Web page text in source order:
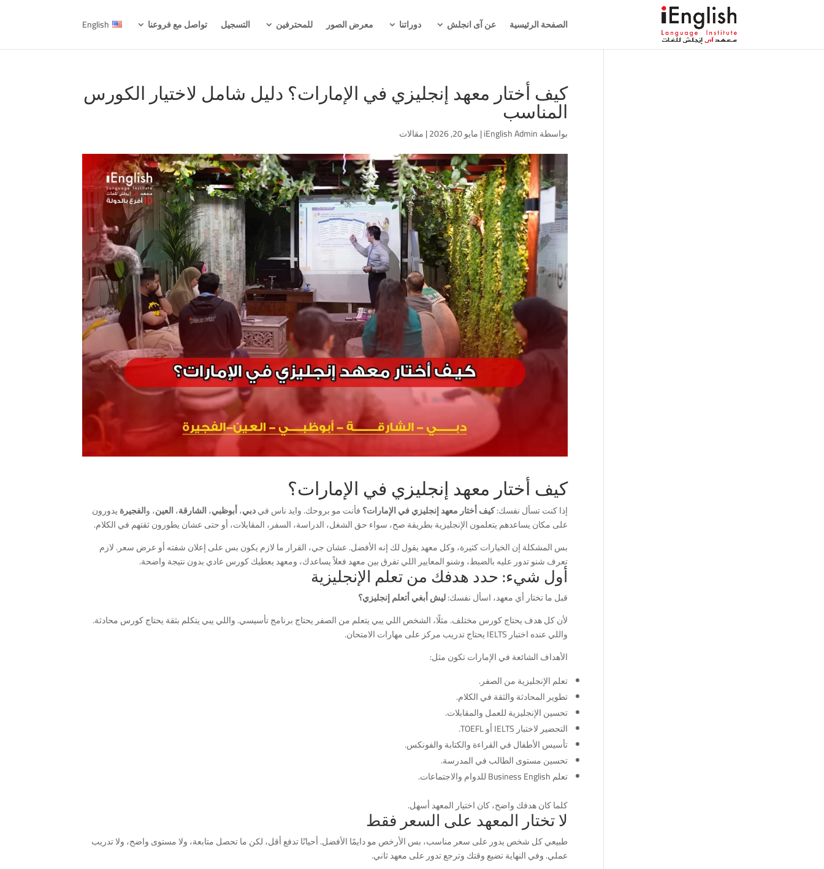
الصفحة الرئيسية عن آى انجلش دوراتنا معرض الصور للمحترفين التسجيل تواصل مع فروعنا English
كيف أختار معهد إنجليزي في الإمارات؟ دليل شامل لاختيار الكورس
المناسب
بواسطةiEnglish Admin
|مايو 20, 2026 |مقالات
كيف أختار معهد إنجليزي في الإمارات؟
إذا كنت تسأل نفسك:كيف أختار معهد إنجليزي في الإمارات؟فأنت مو بروحك. وايد ناس فيدبي،أبوظبي،الشارقة،العين، والفجيرةيدورون
على مكان يساعدهم يتعلمون الإنجليزية بطريقة صح، سواء حق الشغل، الدراسة، السفر، المقابلات، أو حتى عشان يطورون ثقتهم في الكلام.
بس المشكلة إن الخيارات كثيرة، وكل معهد يقول لك إنه الأفضل. عشان جي، القرار ما لازم يكون بس على إعلان شفته أو عرض سعر. لازم
تعرف شنو تدور عليه بالضبط، وشنو المعايير اللي تفرق بين معهد فعلاً يساعدك، ومعهد يعطيك كورس عادي بدون نتيجة واضحة.
أول شيء: حدد هدفك من تعلم الإنجليزية
قبل ما تختار أي معهد، اسأل نفسك:ليش أبغي أتعلم إنجليزي؟
لأن كل هدف يحتاج كورس مختلف. مثلًا، الشخص اللي يبي يتعلم من الصفر يحتاج برنامج تأسيسي. واللي يبي يتكلم بثقة يحتاج كورس محادثة.
واللي عنده اختبار IELTS يحتاج تدريب مركز على مهارات الامتحان.
الأهداف الشائعة في الإمارات تكون مثل:
تعلم الإنجليزية من الصفر.
تطوير المحادثة والثقة في الكلام.
تحسين الإنجليزية للعمل والمقابلات.
التحضير لاختبار IELTS أو TOEFL.
تأسيس الأطفال في القراءة والكتابة والفونكس.
تحسين مستوى الطالب في المدرسة.
تعلم Business English للدوام والاجتماعات.
كلما كان هدفك واضح، كان اختيار المعهد أسهل.
لا تختار المعهد على السعر فقط
طبيعي كل شخص يدور على سعر مناسب، بس الأرخص مو دايمًا الأفضل. أحيانًا تدفع أقل، لكن ما تحصل متابعة، ولا مستوى واضح، ولا تدريب
عملي. وفي النهاية تضيع وقتك وترجع تدور على معهد ثاني.